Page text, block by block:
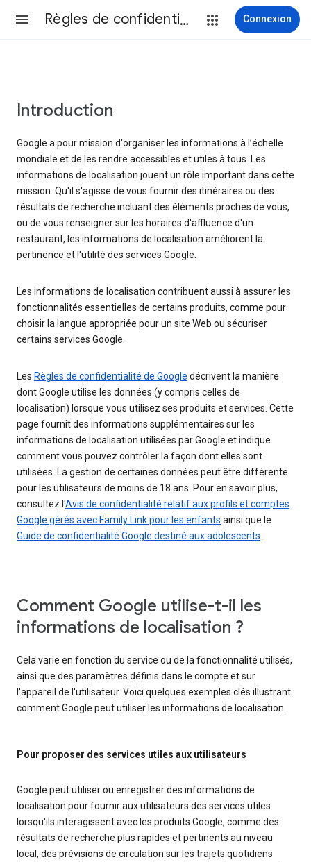
Règles de confidentialité et conditions d’utilisation Connexion
Introduction
Google a pour mission d'organiser les informations à l’échelle
mondiale et de les rendre accessibles et utiles à tous. Les
informations de localisation jouent un rôle important dans cette
mission. Qu'il s'agisse de vous fournir des itinéraires ou des
résultats de recherche incluant des éléments proches de vous,
ou de vous renseigner sur les horaires d'affluence d'un
restaurant, les informations de localisation améliorent la
pertinence et l'utilité des services Google.
Les informations de localisation contribuent aussi à assurer les
fonctionnalités essentielles de certains produits, comme pour
choisir la langue appropriée pour un site Web ou sécuriser
certains services Google.
Les Règles de confidentialité de Google décrivent la manière
dont Google utilise les données (y compris celles de
localisation) lorsque vous utilisez ses produits et services. Cette
page fournit des informations supplémentaires sur les
informations de localisation utilisées par Google et indique
comment vous pouvez contrôler la façon dont elles sont
utilisées. La gestion de certaines données peut être différente
pour les utilisateurs de moins de 18 ans. Pour en savoir plus,
consultez l'Avis de confidentialité relatif aux profils et comptes
Google gérés avec Family Link pour les enfants ainsi que le
Guide de confidentialité Google destiné aux adolescents
Comment Google utilise-t-il les
informations de localisation ?
Cela varie en fonction du service ou de la fonctionnalité utilisés,
ainsi que des paramètres définis dans le compte et sur
l'appareil de l'utilisateur. Voici quelques exemples clés illustrant
comment Google peut utiliser les informations de localisation.
Pour proposer des services utiles aux utilisateurs
Google peut utiliser ou enregistrer des informations de
localisation pour fournir aux utilisateurs des services utiles
lorsqu'ils interagissent avec les produits Google, comme des
résultats de recherche plus rapides et pertinents au niveau
local, des prévisions de circulation sur les trajets quotidiens